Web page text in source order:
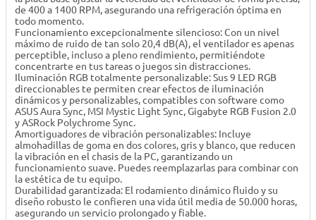
de 400 a 1400 RPM, asegurando una refrigeración óptima en
todo momento.
Funcionamiento excepcionalmente silencioso: Con un nivel
máximo de ruido de tan solo 20,4 dB(A), el ventilador es apenas
perceptible, incluso a pleno rendimiento, permitiéndote
concentrarte en tus tareas o juegos sin distracciones.
Iluminación RGB totalmente personalizable: Sus 9 LED RGB
direccionables te permiten crear efectos de iluminación
dinámicos y personalizables, compatibles con software como
ASUS Aura Sync, MSI Mystic Light Sync, Gigabyte RGB Fusion 2.0
y ASRock Polychrome Sync.
Amortiguadores de vibración personalizables: Incluye
almohadillas de goma en dos colores, gris y blanco, que reducen
la vibración en el chasis de la PC, garantizando un
funcionamiento suave. Puedes reemplazarlas para combinar con
la estética de tu equipo.
Durabilidad garantizada: El rodamiento dinámico fluido y su
diseño robusto le confieren una vida útil media de 50.000 horas,
asegurando un servicio prolongado y fiable.